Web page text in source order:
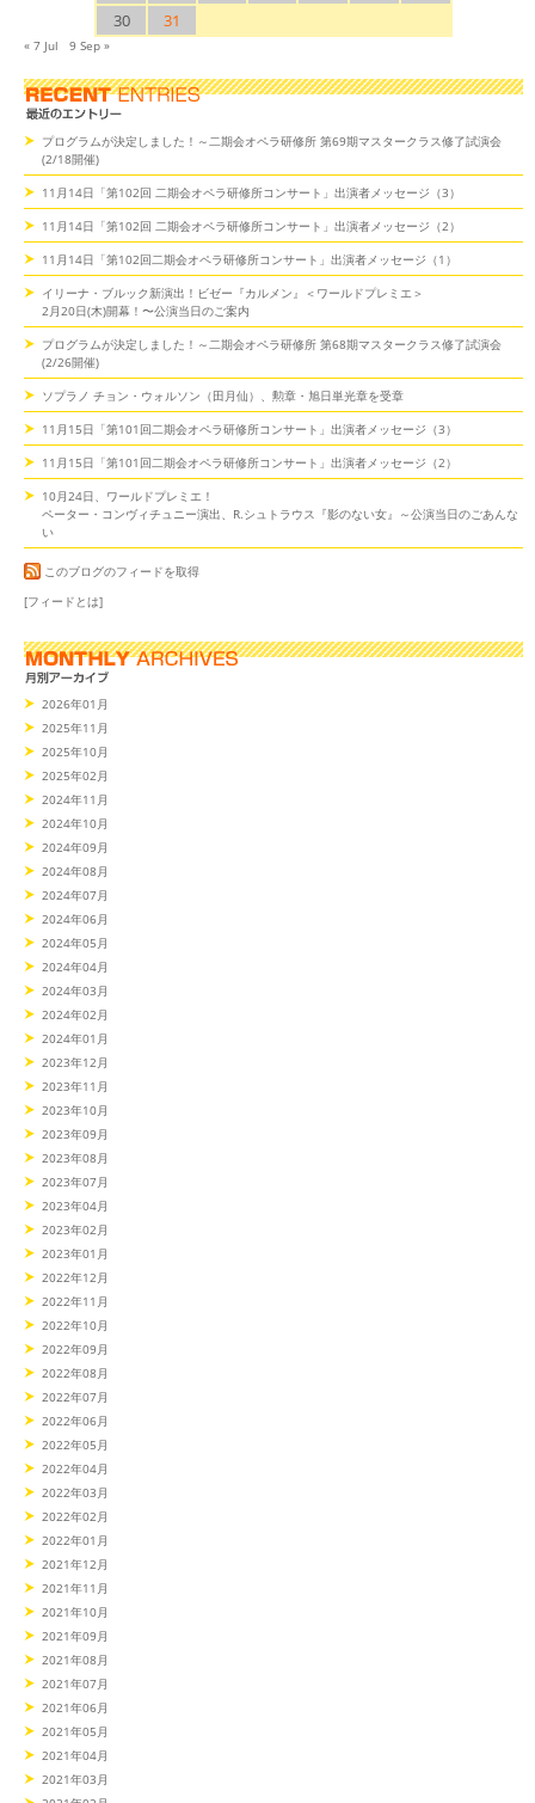
30
31
« 7 Jul 9 Sep »
プログラムが決定しました！～二期会オペラ研修所 第69期マスタークラス修了試演会
(2/18開催)
11月14日「第102回 二期会オペラ研修所コンサート」出演者メッセージ（3）
11月14日「第102回 二期会オペラ研修所コンサート」出演者メッセージ（2）
11月14日「第102回二期会オペラ研修所コンサート」出演者メッセージ（1）
イリーナ・ブルック新演出！ビゼー『カルメン』＜ワールドプレミエ＞
2月20日(木)開幕！〜公演当日のご案内
プログラムが決定しました！～二期会オペラ研修所 第68期マスタークラス修了試演会
(2/26開催)
ソプラノ チョン・ウォルソン（田月仙）、勲章・旭日単光章を受章
11月15日「第101回二期会オペラ研修所コンサート」出演者メッセージ（3）
11月15日「第101回二期会オペラ研修所コンサート」出演者メッセージ（2）
10月24日、ワールドプレミエ！
ペーター・コンヴィチュニー演出、R.シュトラウス『影のない女』～公演当日のごあんな
い
このブログのフィードを取得
[フィードとは]
2026年01月
2025年11月
2025年10月
2025年02月
2024年11月
2024年10月
2024年09月
2024年08月
2024年07月
2024年06月
2024年05月
2024年04月
2024年03月
2024年02月
2024年01月
2023年12月
2023年11月
2023年10月
2023年09月
2023年08月
2023年07月
2023年04月
2023年02月
2023年01月
2022年12月
2022年11月
2022年10月
2022年09月
2022年08月
2022年07月
2022年06月
2022年05月
2022年04月
2022年03月
2022年02月
2022年01月
2021年12月
2021年11月
2021年10月
2021年09月
2021年08月
2021年07月
2021年06月
2021年05月
2021年04月
2021年03月